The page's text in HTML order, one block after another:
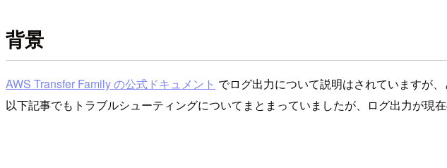
背景
AWS Transfer Family の公式ドキュメント でログ出力について説明はされていますが
以下記事でもトラブルシューティングについてまとまっていましたが、ログ出力が現